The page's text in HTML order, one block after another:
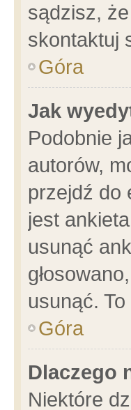
sądzisz,
skontaktuj
Góra
Jak
Podobnie
autorów,
przejdź do
jest
usunąć
usunąć.
Góra
Dlaczego
Niektóre